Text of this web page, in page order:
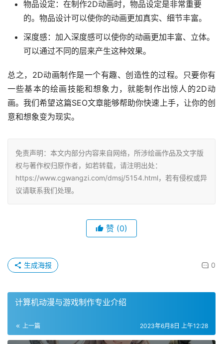
物品设定：在制作2D动画时，物品设定是非常重要
的。物品设计可以使你的动画更加真实、细节丰富。
深度感：加入深度感可以使你的动画更加丰富、立体。
可以通过不同的层来产生这种效果。
总之，2D动画制作是一个有趣、创造性的过程。只要你有
一些基本的绘画技能和想象力，就能制作出惊人的2D动
画。我们希望这篇SEO文章能够帮助你快速上手，让你的创
意和想象变为现实。
免责声明：本文内部分内容来自网络，所涉绘画作品及文字版
权与著作权归原作者，如若转载，请注明出处：
https://www.cgwangzi.com/dmsj/5154.html，若有侵权或异
议请联系我们处理。
赞 (0)
0
生成海报
计算机动漫与游戏制作专业介绍
上一篇 2023年6月8日 上午12:28